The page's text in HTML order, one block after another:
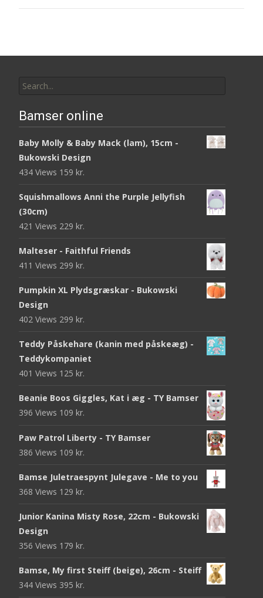
for:
Bamser online
Baby Molly & Baby Mack (lam), 15cm -
Bukowski Design
434 Views 159 kr.
Squishmallows Anni the Purple Jellyfish
(30cm)
421 Views 229 kr.
Malteser - Faithful Friends
411 Views 299 kr.
Pumpkin XL Plydsgræskar - Bukowski
Design
402 Views 299 kr.
Teddy Påskehare (kanin med påskeæg) -
Teddykompaniet
401 Views 125 kr.
Beanie Boos Giggles, Kat i æg - TY Bamser
396 Views 109 kr.
Paw Patrol Liberty - TY Bamser
386 Views 109 kr.
Bamse Juletraespynt Julegave - Me to you
368 Views 129 kr.
Junior Kanina Misty Rose, 22cm - Bukowski
Design
356 Views 179 kr.
Bamse, My first Steiff (beige), 26cm - Steiff
344 Views 395 kr.